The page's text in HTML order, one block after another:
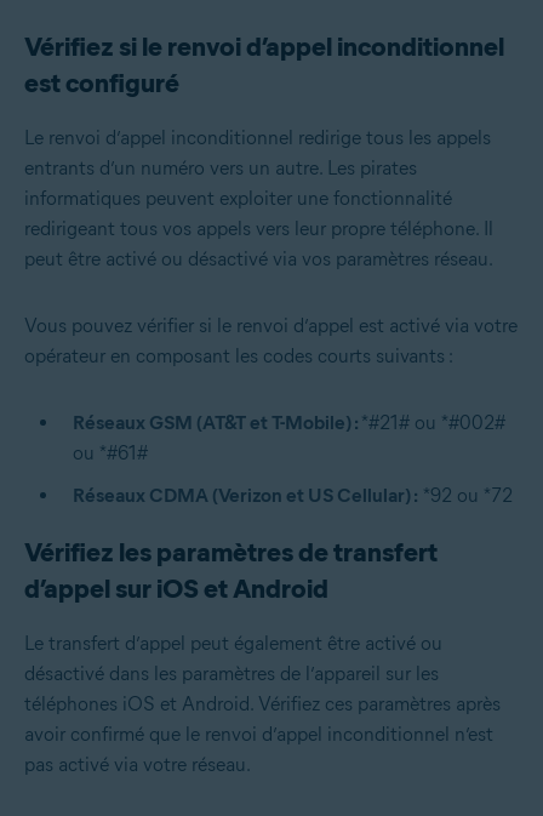
Vérifiez si le renvoi d’appel inconditionnel
est configuré
Le renvoi d’appel inconditionnel redirige tous les appels
entrants d’un numéro vers un autre. Les pirates
informatiques peuvent exploiter une fonctionnalité
redirigeant tous vos appels vers leur propre téléphone. Il
peut être activé ou désactivé via vos paramètres réseau.
Vous pouvez vérifier si le renvoi d’appel est activé via votre
opérateur en composant les codes courts suivants :
Réseaux GSM (AT&T et T-Mobile) : *#21# ou *#002#
ou *#61#
Réseaux CDMA (Verizon et US Cellular) : *92 ou *72
Vérifiez les paramètres de transfert
d’appel sur iOS et Android
Le transfert d’appel peut également être activé ou
désactivé dans les paramètres de l’appareil sur les
téléphones iOS et Android. Vérifiez ces paramètres après
avoir confirmé que le renvoi d’appel inconditionnel n’est
pas activé via votre réseau.